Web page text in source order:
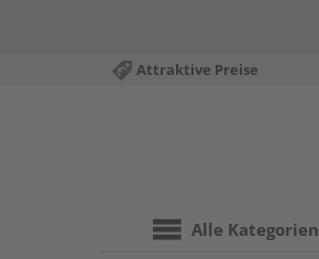
Attraktive Preise
Alle Kategorien